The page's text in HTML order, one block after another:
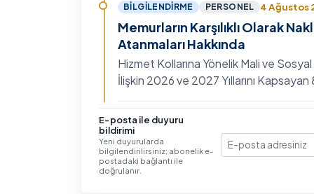
BILGILENDIRME PERSONEL 4 Ağustos
Memurların Karşılıklı Olarak
Atanmaları Hakkında
Hizmet Kollarına Yönelik Mali ve
İlişkin 2026 ve 2027 Yıllarını
Hizmet…
BILGILENDIRME
IV. Uluslararası İlişkiler
Ayrıntılı bilgi ve başvuru için Tıklayınız...
E-posta ile duyuru
bildirimi
Yeni duyurularda
bilgilendirilirsiniz; abonelik e-
postadaki bağlantı ile
doğrulanır.
E-posta